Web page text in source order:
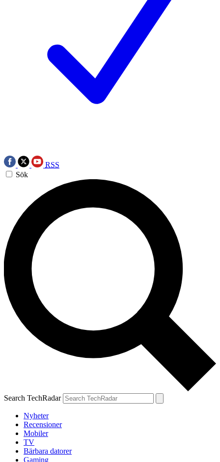
RSS
Sök
Search TechRadar
Nyheter
Recensioner
Mobiler
TV
Bärbara datorer
Gaming